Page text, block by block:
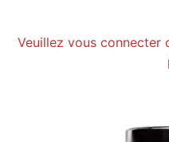
Veuillez vous connecter